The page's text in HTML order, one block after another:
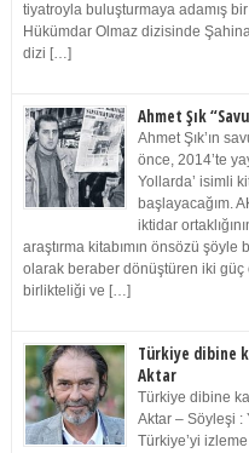
tiyatroyla buluşturmaya adamış
Hükümdar Olmaz dizisinde
dizi […]
Ahmet Şık
Ahmet Şık’ın
önce, 2014’te
Yollarda’ isimli
başlayacağım.
iktidar
araştırma kitabımın önsözü şöyle
olarak beraber dönüştüren iki güç
birlikteliği ve […]
Türkiye dibine
Aktar
Türkiye dibine
Aktar – Söyleşi :
Türkiye’yi